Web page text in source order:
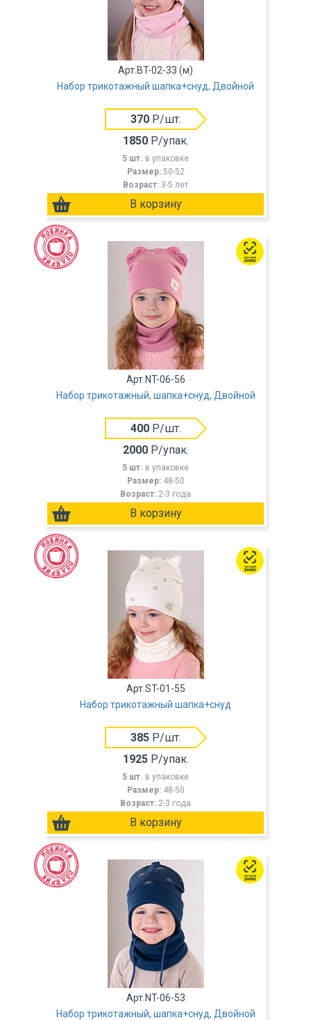
Арт.BT-02-33 (м)
Набор трикотажный шапка+снуд, Двойной
370Р/шт.
1850Р/упак.
5 шт. в упаковке
Размер: 50-52
Возраст: 3-5 лет
Арт.NT-06-56
Набор трикотажный, шапка+снуд, Двойной
400Р/шт.
2000Р/упак.
5 шт. в упаковке
Размер: 48-50
Возраст: 2-3 года
Арт.ST-01-55
Набор трикотажный шапка+снуд
385Р/шт.
1925Р/упак.
5 шт. в упаковке
Размер: 48-50
Возраст: 2-3 года
Арт.NT-06-53
Набор трикотажный, шапка+снуд, Двойной